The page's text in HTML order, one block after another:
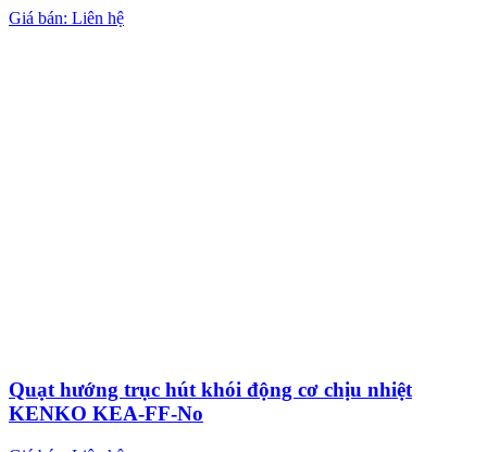
Giá bán: Liên hệ
Quạt hướng trục hút khói động cơ chịu nhiệt
KENKO KEA-FF-No